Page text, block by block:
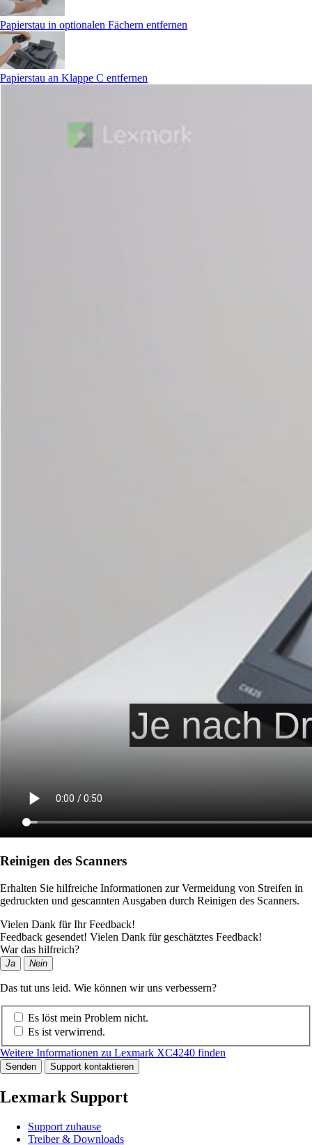
Papierstau in optionalen Fächern entfernen
Papierstau an Klappe C entfernen
Reinigen des Scanners
Erhalten Sie hilfreiche Informationen zur Vermeidung von Streifen in
gedruckten und gescannten Ausgaben durch Reinigen des Scanners.
Vielen Dank für Ihr Feedback!
Feedback gesendet! Vielen Dank für geschätztes Feedback!
War das hilfreich?
Ja Nein
Das tut uns leid. Wie können wir uns verbessern?
Es löst mein Problem nicht.
Es ist verwirrend.
Weitere Informationen zu Lexmark XC4240 finden
Senden Support kontaktieren
Lexmark Support
Support zuhause
Treiber & Downloads